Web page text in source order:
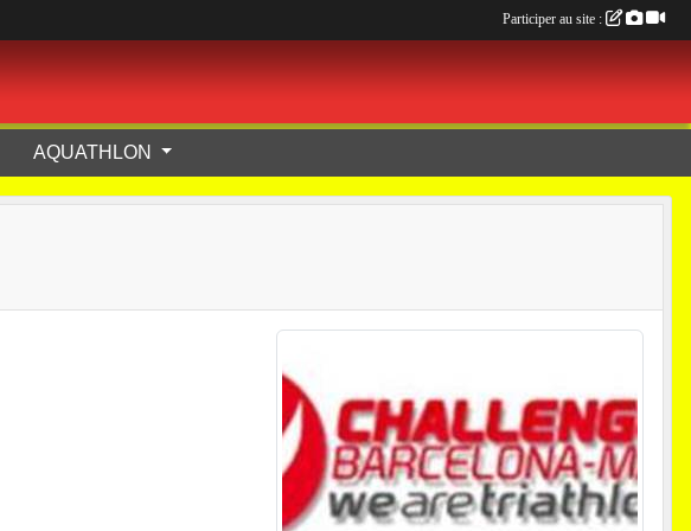
AQUATHLON
Participer au site :